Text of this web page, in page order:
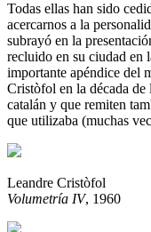
Todas ellas han sido
acercarnos a la
subrayó en la
recluido en su ciudad en
importante apéndice del
Cristòfol en la década de
catalán y que remiten
que utilizaba (muchas
Leandre Cristòfol
Volumetría IV, 1960